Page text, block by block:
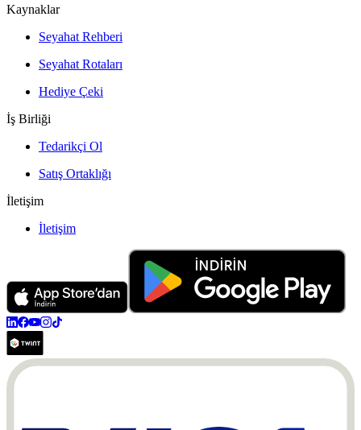
Kaynaklar
Seyahat Rehberi
Seyahat Rotaları
Hediye Çeki
İş Birliği
Tedarikçi Ol
Satış Ortaklığı
İletişim
İletişim